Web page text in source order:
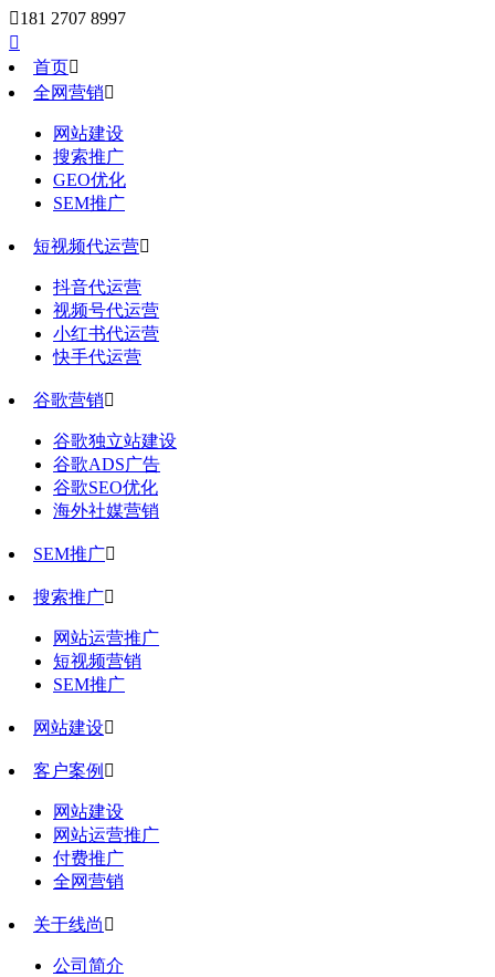
181 2707 8997

首页
全网营销
网站建设
搜索推广
GEO优化
SEM推广
短视频代运营
抖音代运营
视频号代运营
小红书代运营
快手代运营
谷歌营销
谷歌独立站建设
谷歌ADS广告
谷歌SEO优化
海外社媒营销
SEM推广
搜索推广
网站运营推广
短视频营销
SEM推广
网站建设
客户案例 
网站建设
网站运营推广
付费推广
全网营销
关于线尚 
公司简介